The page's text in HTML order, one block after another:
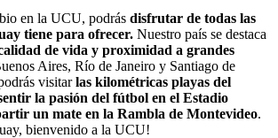
en la UCU, podrás disfrutar de todas las
tiene para ofrecer. Nuestro país se destaca
de vida y proximidad a grandes
Aires, Río de Janeiro y Santiago de
visitarlas kilométricas playas del
la pasión del fútbol en el Estadio
un mate en la Rambla de Montevideo.
bienvenido a la UCU!